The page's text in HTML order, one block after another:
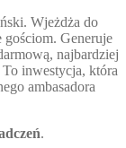
Wjeżdża do
Generuje
najbardziej
To inwestycja, która
ambasadora
.